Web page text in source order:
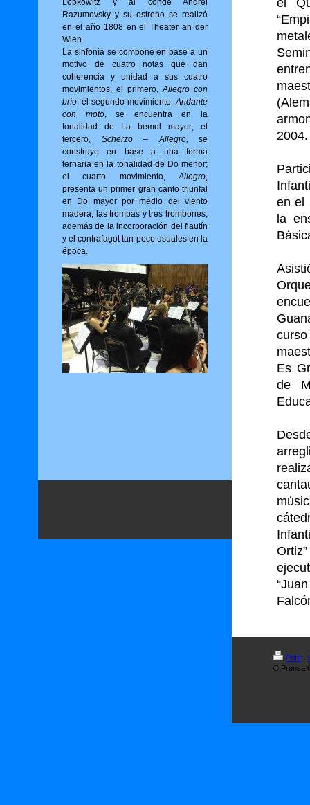
Lobkowitz y al conde Andrei
Razumovsky y su estreno se realizó
en el año 1808 en el Theater an der
Wien.
La sinfonía se compone en base a un
motivo de cuatro notas que dan
coherencia y unidad a sus cuatro
movimientos, el primero,Allegro con
brío; el segundo movimiento,Andante
con moto, se encuentra en la
tonalidad de La bemol mayor; el
tercero, Scherzo – Allegro, se
construye en base a una forma
ternaria en la tonalidad de Do menor;
el cuarto movimiento,Allegro,
presenta un primer gran canto triunfal
en Do mayor por medio del viento
madera, las trompas y tres trombones,
además de la incorporación del flautín
y el contrafagot tan poco usuales en la
época.
el
en el
la
Es
de
Print |
© Prensa